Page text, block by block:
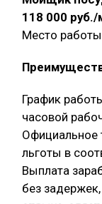
118 000 руб./
Место
График
часовой
Официальное
льготы в
Выплата
без